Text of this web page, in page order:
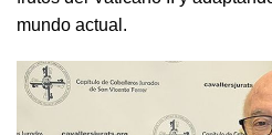
mundo actual.